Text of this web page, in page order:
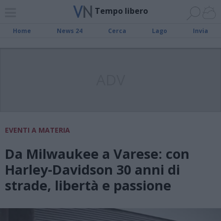
Tempo libero
Home News 24 Cerca Lago Invia
EVENTI A MATERIA
Da Milwaukee a Varese: con
Harley-Davidson 30 anni di
strade, libertà e passione